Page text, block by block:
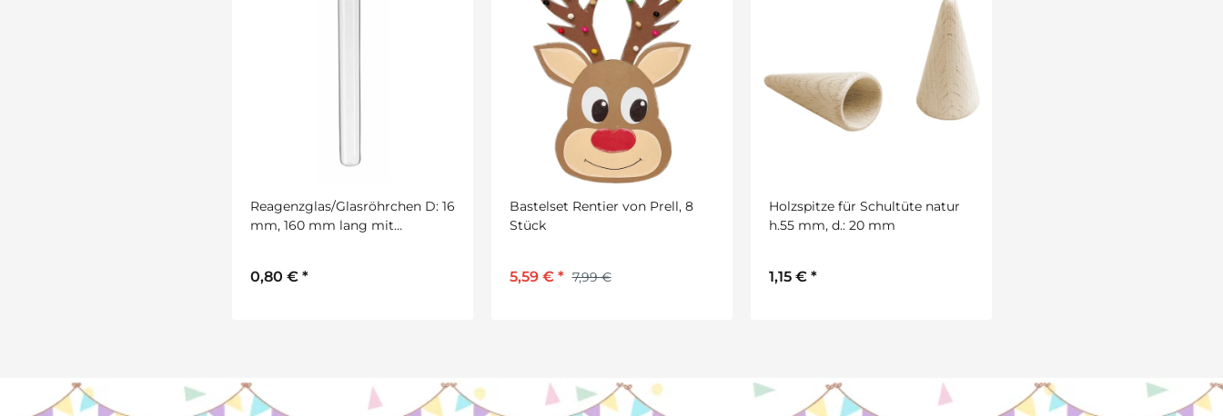
Reagenzglas/Glasröhrchen D: 16
mm, 160 mm lang mit
0,80 € *
Bastelset Rentier von Prell, 8
Stück
5,59 € * 7,99 €
Holzspitze für Schultüte natur
h.55 mm, d.: 20 mm
1,15 € *